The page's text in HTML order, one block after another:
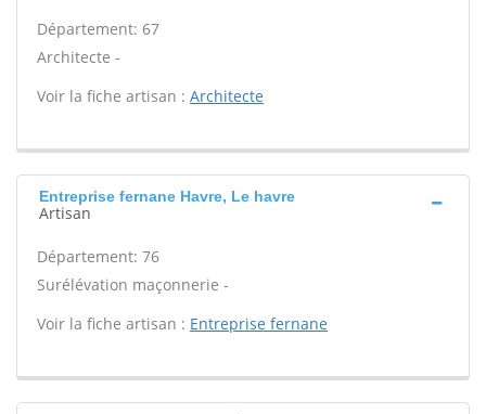
Département: 67
Architecte -
Voir la fiche artisan : Architecte
Entreprise fernane Havre, Le havre
Artisan
Département: 76
Surélévation maçonnerie -
Voir la fiche artisan : Entreprise fernane